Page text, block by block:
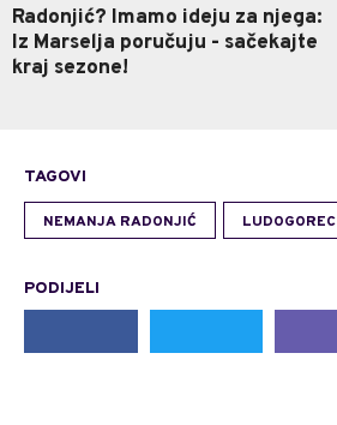
Radonjić? Imamo ideju za njega:
Iz Marselja poručuju - sačekajte
kraj sezone!
TAGOVI
NEMANJA RADONJIĆ LUDOGOREC
PODIJELI